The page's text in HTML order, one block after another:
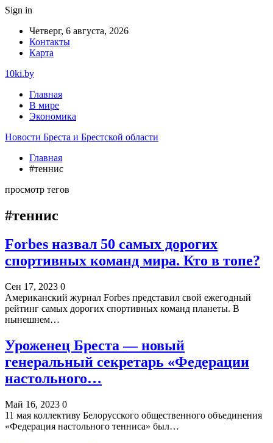
Sign in
Четверг, 6 августа, 2026
Контакты
Карта
10ki.by
Главная
В мире
Экономика
Новости Бреста и Брестской области
Главная
#теннис
просмотр тегов
#теннис
Forbes назвал 50 самых дорогих
спортивных команд мира. Кто в топе?
Сен 17, 2023 0
Американский журнал Forbes представил свой ежегодный
рейтинг самых дорогих спортивных команд планеты. В
нынешнем…
Уроженец Бреста — новый
генеральный секретарь «Федерации
настольного…
Май 16, 2023 0
11 мая коллективу Белорусского общественного объединения
«Федерация настольного тенниса» был…